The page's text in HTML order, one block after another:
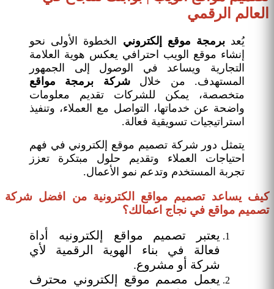
العالم الرقمي
يُعدبرمجة موقع إلكتروني الخطوة الأولى نحو
إنشاء موقع الويب احترافي يعكس هوية العلامة
التجارية ويساعد في الوصول إلى الجمهور
المستهدف. من خلالشركة برمجة مواقع
متخصصة، يمكن للشركات تقديم معلومات
واضحة عن خدماتها، التواصل مع العملاء، وتنفيذ
استراتيجيات تسويقية فعالة.
يتمثل دور شركة تصميم موقع إلكتروني في فهم
احتياجات العملاء وتقديم حلول مبتكرة تعزز
تجربة المستخدم وتدعم نمو الأعمال.
كيف يساعد تصميم مواقع الكترونية من افضل شركة
تصميم مواقع في نجاج اعمالك؟
يعتبر تصميم مواقع إلكترونيه أداة
فعالة في بناء الهوية الرقمية لأي
شركة أو مشروع.
يعمل مصمم موقع إلكتروني محترف